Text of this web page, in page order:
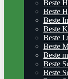
Beste
Beste
Beste
Beste
Beste
Beste
Beste
Beste
Beste